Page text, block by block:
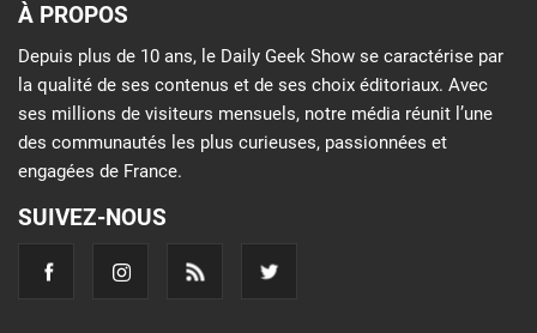
À PROPOS
Depuis plus de 10 ans, le Daily Geek Show se caractérise par
la qualité de ses contenus et de ses choix éditoriaux. Avec
ses millions de visiteurs mensuels, notre média réunit l’une
des communautés les plus curieuses, passionnées et
engagées de France.
SUIVEZ-NOUS